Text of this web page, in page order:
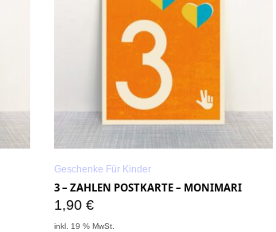
Geschenke Für Kinder
3 – ZAHLEN POSTKARTE – MONIMARI
1,90 €
inkl. 19 % MwSt.